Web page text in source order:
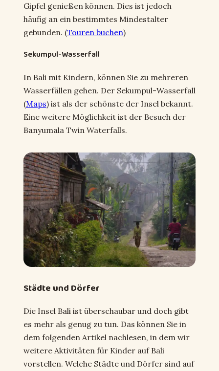
Gipfel genießen können. Dies ist jedoch
häufig an ein bestimmtes Mindestalter
gebunden. (Touren buchen)
Sekumpul-Wasserfall
In Bali mit Kindern, können Sie zu mehreren
Wasserfällen gehen. Der Sekumpul-Wasserfall
(Maps) ist als der schönste der Insel bekannt.
Eine weitere Möglichkeit ist der Besuch der
Banyumala Twin Waterfalls.
Städte und Dörfer
Die Insel Bali ist überschaubar und doch gibt
es mehr als genug zu tun. Das können Sie in
dem folgenden Artikel nachlesen, in dem wir
weitere Aktivitäten für Kinder auf Bali
vorstellen. Welche Städte und Dörfer sind auf